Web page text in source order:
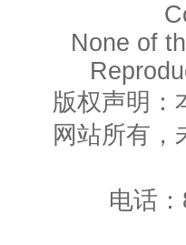
None of
版权声明：
网站所有，
电话